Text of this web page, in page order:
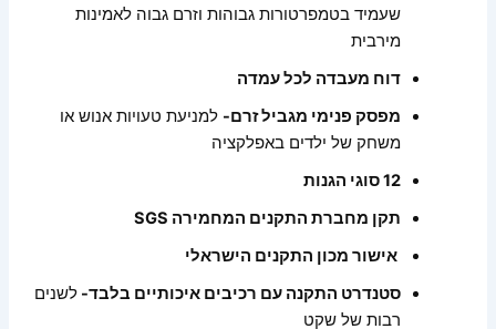
שעמיד בטמפרטורות גבוהות וזרם גבוה לאמינות
מירבית
דוח מעבדה לכל עמדה
מפסק פנימי מגביל זרם- למניעת טעויות אנוש או
משחק של ילדים באפלקציה
12 סוגי הגנות
תקן מחברת התקנים המחמירה SGS
אישור מכון התקנים הישראלי
סטנדרט התקנה עם רכיבים איכותיים בלבד-לשנים
רבות של שקט